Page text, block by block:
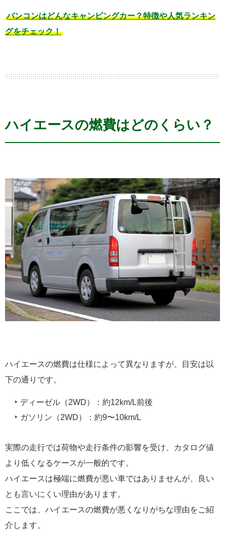
バンコンはどんなキャンピングカー？特徴や人気ランキン
グをチェック！
ハイエースの燃費はどのくらい？
ハイエースの燃費は仕様によって異なりますが、目安は以
下の通りです。
ディーゼル（2WD）：約12km/L前後
ガソリン（2WD）：約9〜10km/L
実際の走行では荷物や走行条件の影響を受け、カタログ値
より低くなるケースが一般的です。
ハイエースは極端に燃費が悪い車ではありませんが、良い
とも言いにくい理由があります。
ここでは、ハイエースの燃費が悪くなりがちな理由をご紹
介します。